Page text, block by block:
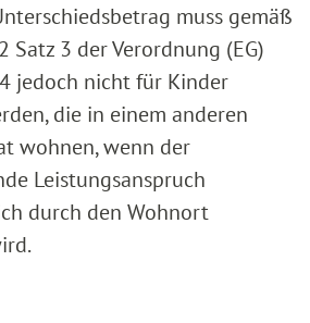
muss gemäß
Satz 3 der Verordnung (EG)
jedoch nicht für Kinder
die in einem anderen
wohnen, wenn der
Leistungsanspruch
durch den Wohnort